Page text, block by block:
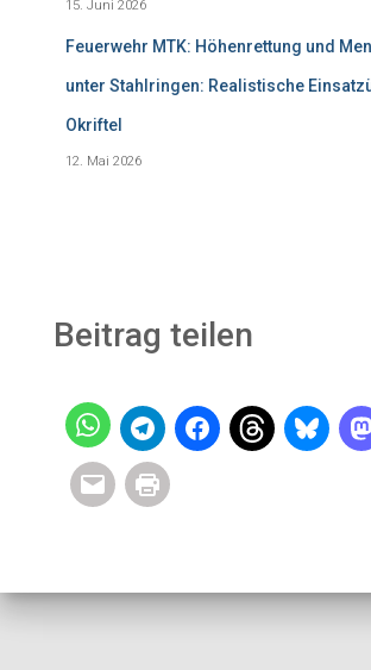
15. Juni 2026
Feuerwehr MTK: Höhenrettung und
unter Stahlringen: Realistische
Okriftel
12. Mai 2026
Beitrag teilen